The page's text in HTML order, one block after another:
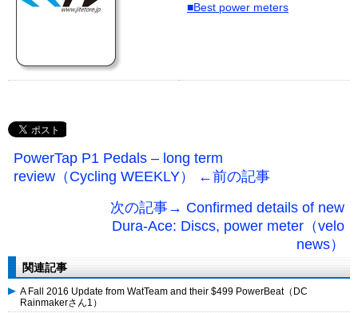
■Best power meters
PowerTap P1 Pedals – long term
review（Cycling WEEKLY） ←前の記事
次の記事→ Confirmed details of new
Dura-Ace: Discs, power meter（velo
news）
関連記事
A Fall 2016 Update from WatTeam and their $499 PowerBeat（DC
Rainmakerさん1）